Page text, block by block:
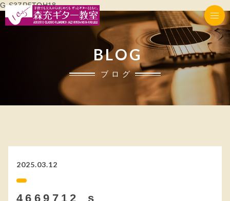
G-S3ZR5TQH18
BLOG
ブログ
2025.03.12
4669712_s